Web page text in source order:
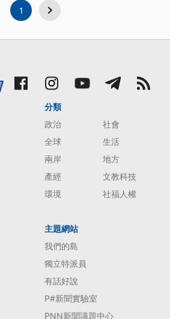
1
分類
政治
社會
全球
生活
兩岸
地方
產經
文教科技
環境
社福人權
主題網站
我們的島
獨立特派員
有話好說
P#新聞實驗室
PNN新聞議題中心